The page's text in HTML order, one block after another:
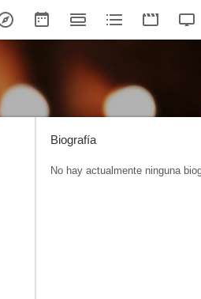
Biografía
No hay actualmente ninguna